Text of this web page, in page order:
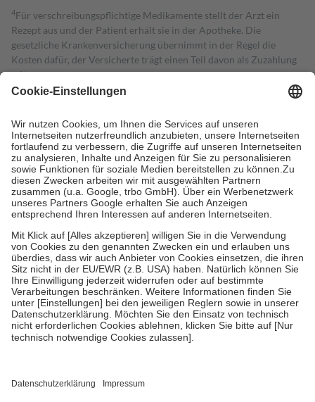
4Für verschreibungspflichtige Medikamente stellt der Arzt ein
Rezept aus und der Patient erhält sie in der Apotheke. Die
gesetzliche Krankenversicherung übernimmt in der Regel die
Kosten dafür, der Versicherte trägt einen Teil davon als Zuzahlung
mit.
Grundsätzlich leisten Mitglieder Zuzahlungen in Höhe von zehn
höchstens zehn Euro.
Es sind jedoch nie mehr als die tatsächlichen
Kosten der Leistung zu entrichten.
Diese Regeln gelten grundsätzlich auch für Online-Apotheken.
Bei Heilmitteln und häuslicher Krankenpflege beträgt die
Zuzahlung zehn Prozent der Kosten sowie zehn Euro je
Verordnung.
Um das Engagement der Versicherten für ihre eigene Gesundheit zu
stärken und die besondere Stellung der Familie zu unterstützen,
fallenkeine Zuzahlungenan bei:
• Kindern und Jugendlichen bis zum vollendeten 18. Lebensjahr
mit Ausnahme der Fahrkosten
• Untersuchungen zur Vorsorge und Früherkennung, die von der
GKV getragen werden
• empfohlenen Schutzimpfungen
• Harn- und Blutteststreifen
getroffen, um sicherzustellen, dass es sich um echte Bewertungen